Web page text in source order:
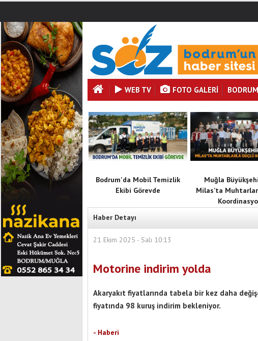
WEB TV FOTO GALERI BODRUM
Bodrum'da Mobil Temizlik
Ekibi Görevde
Muğla
Milas’ta
Haber Detayı
21 Ekim 2025 - Salı 10:13
Motorine indirim yolda
Akaryakıt fiyatlarında tabela bir kez daha
fiyatında 98 kuruş indirim bekleniyor.
- Haberi